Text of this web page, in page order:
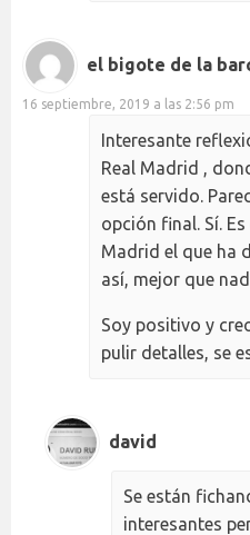
el bigote de la
16 septiembre, 2019 a las 2:56 pm
Interesante
Real Madrid ,
está servido.
opción final. Sí.
Madrid el que ha
así, mejor que
Soy positivo y
pulir detalles, se
david
Se están
interesantes